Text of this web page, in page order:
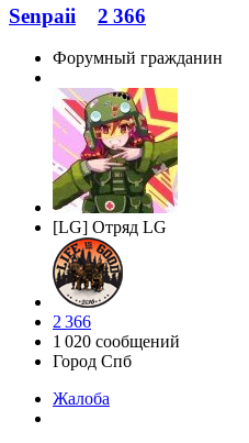
Senpaii 2 366
Форумный гражданин
[LG] Отряд LG
2 366
1 020 сообщений
Город Спб
Жалоба